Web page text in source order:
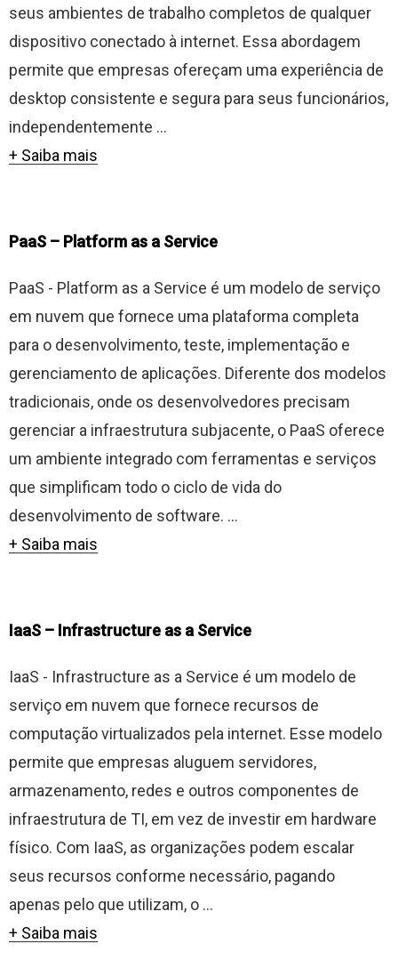
seus ambientes de trabalho completos de qualquer
dispositivo conectado à internet. Essa abordagem
permite que empresas ofereçam uma experiência de
desktop consistente e segura para seus funcionários,
independentemente ...
+ Saiba mais
PaaS – Platform as a Service
PaaS - Platform as a Service é um modelo de serviço
em nuvem que fornece uma plataforma completa
para o desenvolvimento, teste, implementação e
gerenciamento de aplicações. Diferente dos modelos
tradicionais, onde os desenvolvedores precisam
gerenciar a infraestrutura subjacente, o PaaS oferece
um ambiente integrado com ferramentas e serviços
que simplificam todo o ciclo de vida do
desenvolvimento de software. ...
+ Saiba mais
IaaS – Infrastructure as a Service
IaaS - Infrastructure as a Service é um modelo de
serviço em nuvem que fornece recursos de
computação virtualizados pela internet. Esse modelo
permite que empresas aluguem servidores,
armazenamento, redes e outros componentes de
infraestrutura de TI, em vez de investir em hardware
físico. Com IaaS, as organizações podem escalar
seus recursos conforme necessário, pagando
apenas pelo que utilizam, o ...
+ Saiba mais